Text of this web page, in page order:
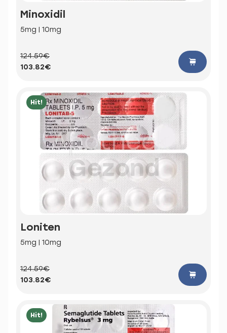
Minoxidil
5mg | 10mg
124.59€
103.82€
Hit!
Loniten
5mg | 10mg
124.59€
103.82€
Hit!